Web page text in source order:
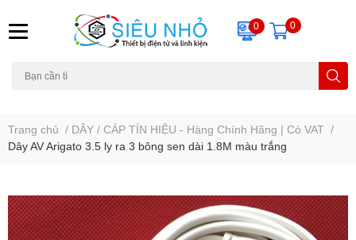
0 0
Trang chủ / DÂY / CÁP TÍN HIỆU - Hàng Chính Hãng | Có VAT /
Dây AV Arigato 3.5 ly ra 3 bông sen dài 1.8M màu trắng